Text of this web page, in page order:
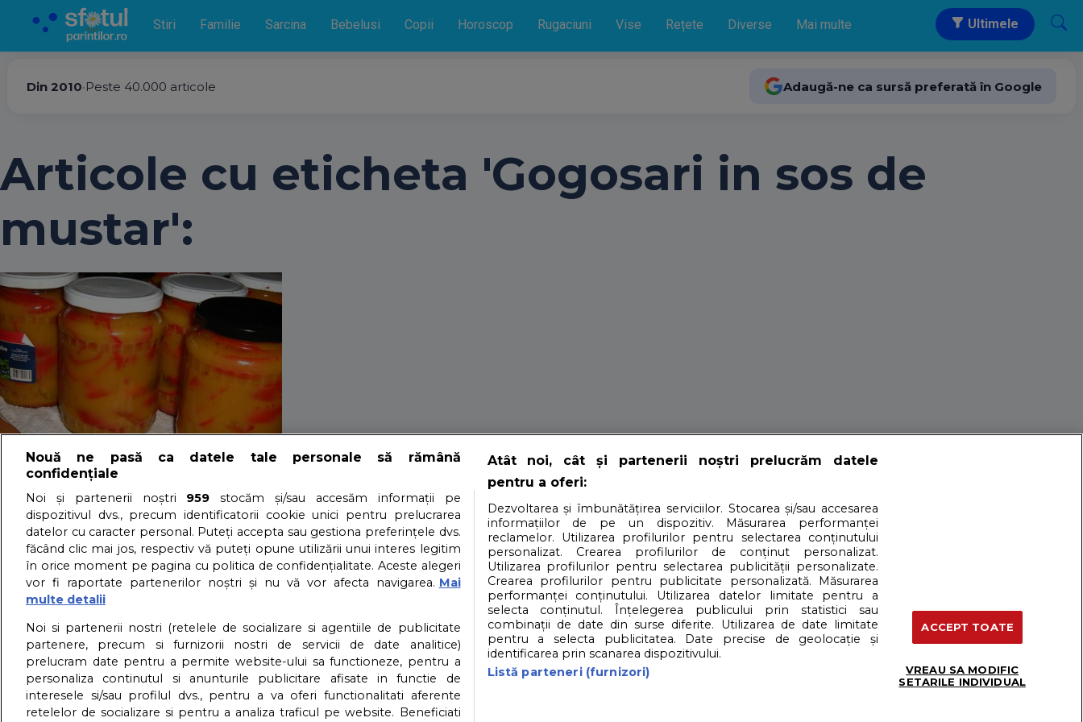
Stiri Familie Sarcina Bebelusi Copii Horoscop Rugaciuni Vise Rețete Diverse Mai multe Ultimele
Din 2010•Peste 40.000 articole Adaugă-ne ca sursă preferată în Google
Articole cu eticheta 'Gogosari in sos de
mustar':
Retetele Tale: Gogosari in sos de mustar
23/10/2016 - Adriana Vaduva - Vizualizari:675
Va recomandam o reteta simpla pentru muraturi: Gogosari in sos de mustar.
About us – Despre noi Contact Partener: Depositphotos.com Partener: Dreamstime
GDPR – Confidentialitatea datelor cu caracter personal Politica cookies
Nouă ne pasă ca datele tale personale să rămână
confidențiale
Noi și partenerii noștri 959 stocăm și/sau accesăm informații pe
dispozitivul dvs., precum identificatorii cookie unici pentru prelucrarea
datelor cu caracter personal. Puteți accepta sau gestiona preferințele dvs.
făcând clic mai jos, respectiv vă puteți opune utilizării unui interes legitim
în orice moment pe pagina cu politica de confidențialitate. Aceste alegeri
vor fi raportate partenerilor noștri și nu vă vor afecta navigarea. Mai
multe detalii
Noi si partenerii nostri (retelele de socializare si agentiile de publicitate
partenere, precum si furnizorii nostri de servicii de date analitice)
prelucram date pentru a permite website-ului sa functioneze, pentru a
personaliza continutul si anunturile publicitare afisate in functie de
interesele si/sau profilul dvs., pentru a va oferi functionalitati aferente
retelelor de socializare si pentru a analiza traficul pe website. Beneficiati
Atât noi, cât și partenerii noștri prelucrăm datele
pentru a oferi:
Dezvoltarea și îmbunătățirea serviciilor. Stocarea și/sau accesarea
informațiilor de pe un dispozitiv. Măsurarea performanței
reclamelor. Utilizarea profilurilor pentru selectarea conținutului
personalizat. Crearea profilurilor de conținut personalizat.
Utilizarea profilurilor pentru selectarea publicității personalizate.
Crearea profilurilor pentru publicitate personalizată. Măsurarea
performanței conținutului. Utilizarea datelor limitate pentru a
selecta conținutul. Înțelegerea publicului prin statistici sau
combinații de date din surse diferite. Utilizarea de date limitate
pentru a selecta publicitatea. Date precise de geolocație și
identificarea prin scanarea dispozitivului.
Listă parteneri (furnizori)
ACCEPT TOATE
VREAU SA MODIFIC
SETARILE INDIVIDUAL